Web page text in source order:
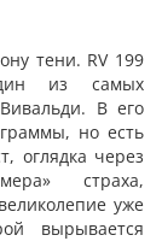
тени. RV 199
из самых
В его
но есть
оглядка через
страха,
уже
вырывается